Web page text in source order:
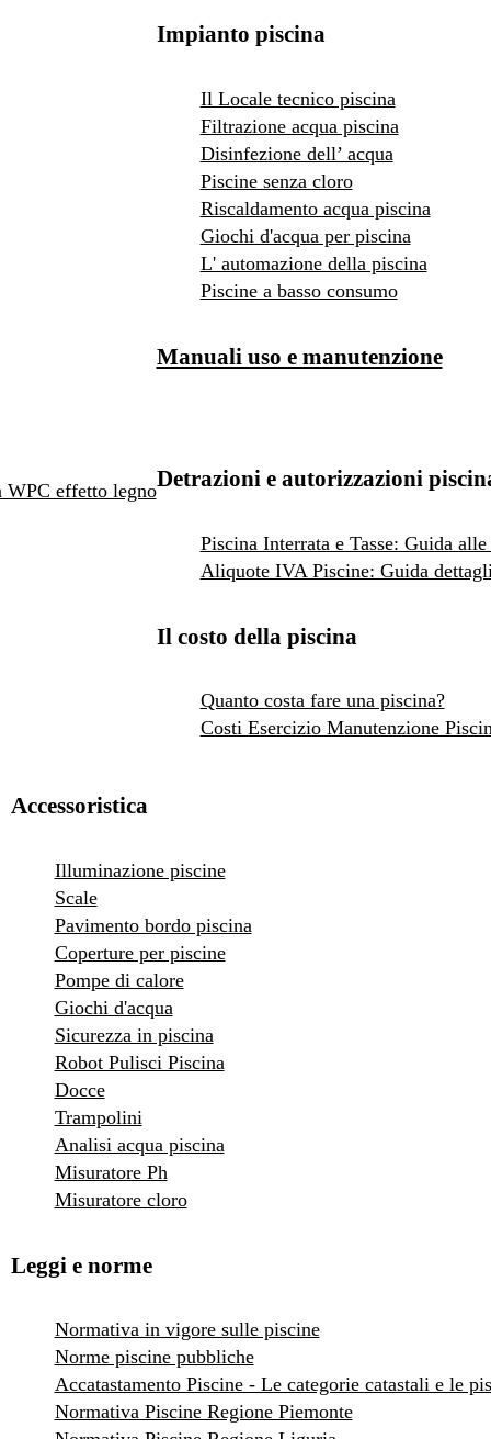
effetto legno
Impianto piscina
Il Locale tecnico piscina
Filtrazione acqua piscina
Disinfezione dell’ acqua
Piscine senza cloro
Riscaldamento acqua piscina
Giochi d'acqua per piscina
L' automazione della piscina
Piscine a basso consumo
Manuali uso e manutenzione
Detrazioni e autorizzazioni
Piscina Interrata e Tasse: Guida
Aliquote IVA Piscine: Guida
Il costo della piscina
Quanto costa fare una piscina?
Costi Esercizio Manutenzione
Accessoristica
Illuminazione piscine
Scale
Pavimento bordo piscina
Coperture per piscine
Pompe di calore
Giochi d'acqua
Sicurezza in piscina
Robot Pulisci Piscina
Docce
Trampolini
Analisi acqua piscina
Misuratore Ph
Misuratore cloro
Leggi e norme
Normativa in vigore sulle piscine
Norme piscine pubbliche
Accatastamento Piscine - Le categorie catastali e le
Normativa Piscine Regione Piemonte